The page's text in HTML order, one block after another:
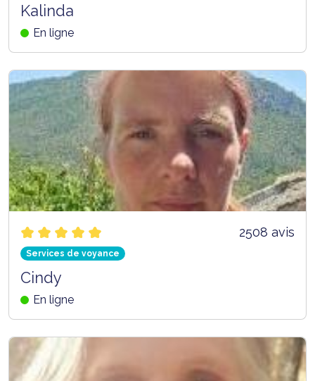
Kalinda
En ligne
2508 avis
Services de voyance
Cindy
En ligne